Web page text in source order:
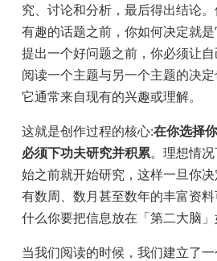
究、讨论和分析，最后得出结论
有趣的话题之前，你如何决定就
提出一个好问题之前，你必须让自
阅读一个主题与另一个主题的决定
它通常来自现有的兴趣或理解。
这就是创作过程的核心:在你选择
必须下功夫研究并积累。理想情
始之前就开始研究，这样一旦你
有数周、数月甚至数年的丰富资
什么你要把信息放在「第二大脑」
当我们阅读的时候，我们建立了